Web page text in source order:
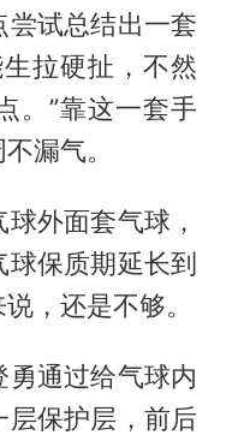
试总结出一套
拉硬扯，不然
。”靠这一套手
漏气。
球外面套气球，
保质期延长到
，还是不够。
勇通过给气球内
保护层，前后